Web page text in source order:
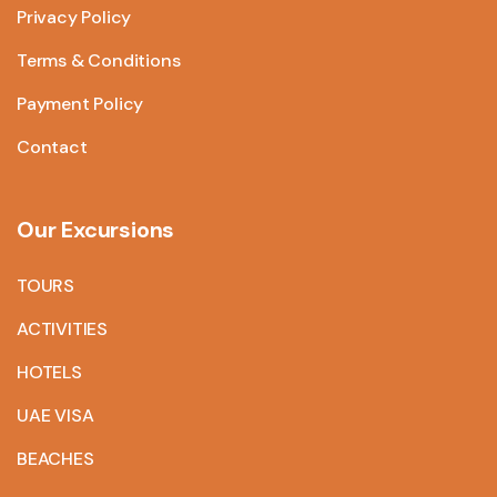
Privacy Policy
Terms & Conditions
Payment Policy
Contact
Our Excursions
TOURS
ACTIVITIES
HOTELS
UAE VISA
BEACHES